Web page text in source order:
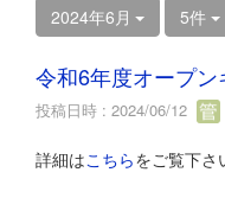
2024年6月 5件
令和6年度オープ
投稿日時 : 2024/06/12
詳細はこちらをご覧下さ